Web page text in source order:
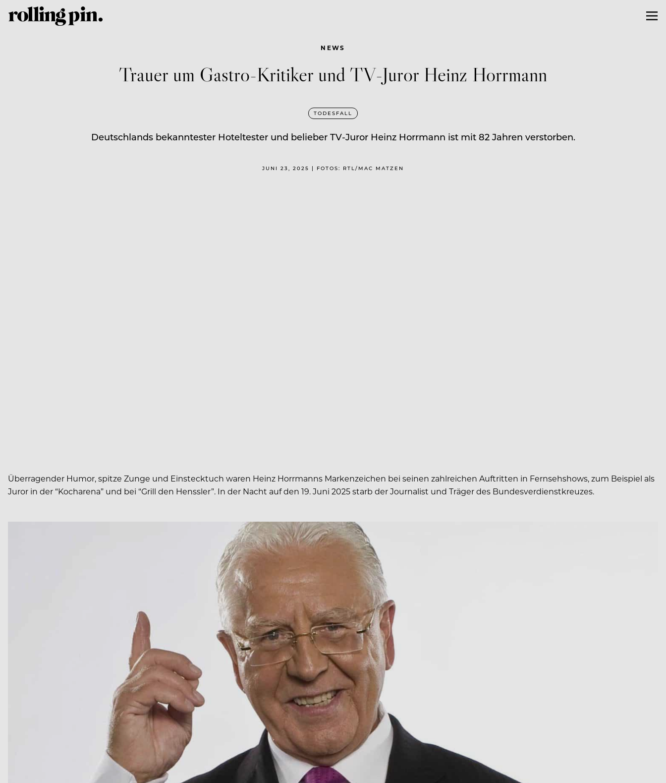
NEWS
Trauer um Gastro-Kritiker und TV-Juror Heinz Horrmann
TODESFALL
Deutschlands bekanntester Hoteltester und belieber TV-Juror Heinz Horrmann ist mit 82 Jahren verstorben.
JUNI 23, 2025 | FOTOS: RTL/MAC MATZEN
Überragender Humor, spitze Zunge und Einstecktuch waren Heinz Horrmanns Markenzeichen bei seinen zahlreichen Auftritten in Fernsehshows, zum Beispiel als
Juror in der “Kocharena” und bei “Grill den Henssler”. In der Nacht auf den 19. Juni 2025 starb der Journalist und Träger des Bundesverdienstkreuzes.